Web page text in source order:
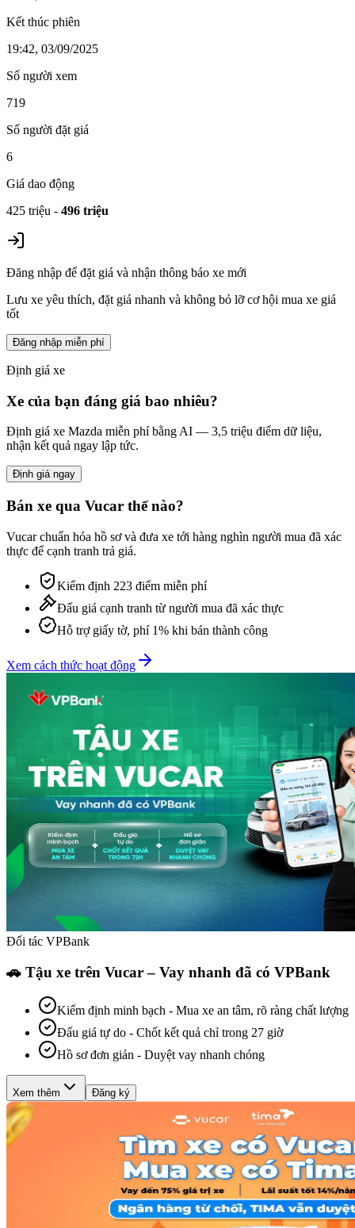
Kết thúc phiên
19:42, 03/09/2025
Số người xem
719
Số người đặt giá
6
Giá dao động
425 triệu - 496 triệu
Đăng nhập để đặt giá và nhận thông báo xe mới
Lưu xe yêu thích, đặt giá nhanh và không bỏ lỡ cơ hội mua xe giá
tốt
Đăng nhập miễn phí
Định giá xe
Xe của bạn đáng giá bao nhiêu?
Định giá xe Mazda miễn phí bằng AI — 3,5 triệu điểm dữ liệu,
nhận kết quả ngay lập tức.
Định giá ngay
Bán xe qua Vucar thế nào?
Vucar chuẩn hóa hồ sơ và đưa xe tới hàng nghìn người mua đã xác
thực để cạnh tranh trả giá.
Kiểm định 223 điểm miễn phí
Đấu giá cạnh tranh từ người mua đã xác thực
Hỗ trợ giấy tờ, phí 1% khi bán thành công
Xem cách thức hoạt động
Đối tác VPBank
🚗 Tậu xe trên Vucar – Vay nhanh đã có VPBank
Kiểm định minh bạch - Mua xe an tâm, rõ ràng chất lượng
Đấu giá tự do - Chốt kết quả chỉ trong 27 giờ
Hồ sơ đơn giản - Duyệt vay nhanh chóng
Xem thêm Đăng ký